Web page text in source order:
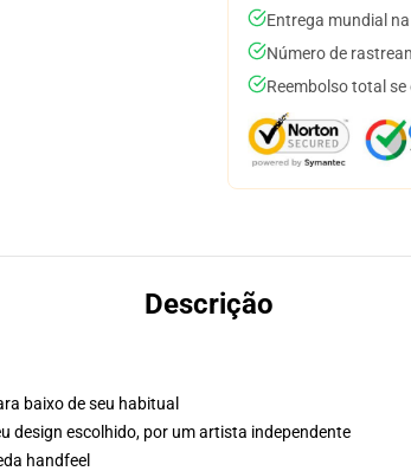
Entrega mundial
Número de
Reembolso total
Descrição
baixo de seu habitual
design escolhido, por um artista independente
handfeel